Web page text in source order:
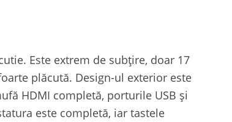
Este extrem de subțire, doar 17
plăcută. Design-ul exterior este
HDMI completă, porturile USB și
este completă, iar tastele